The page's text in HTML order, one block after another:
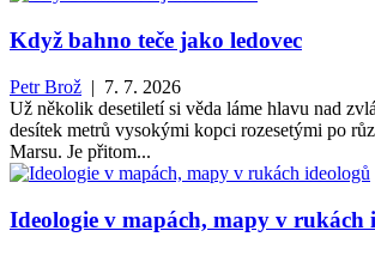
Když bahno teče jako ledovec
Petr Brož | 7. 7. 2026
Už několik desetiletí si věda láme hlavu nad
desítek metrů vysokými kopci rozesetými po
Marsu. Je přitom...
Ideologie v mapách, mapy v rukách